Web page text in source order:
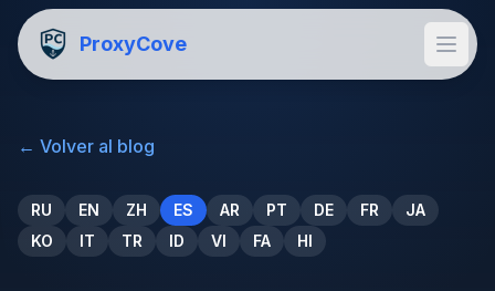
ProxyCove
← Volver al blog
RU EN ZH ES AR PT DE FR
JA
KO
IT TR ID VI FA HI